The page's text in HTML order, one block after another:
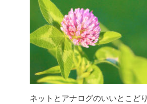
ネットとアナログのいいとこどり